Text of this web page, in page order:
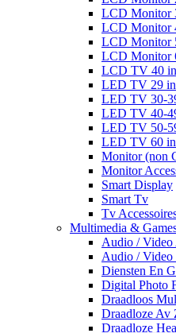
LCD Monitor
LCD Monitor
LCD Monitor
LCD Monitor
LCD TV 40
LED TV 29
LED TV 30-
LED TV 40-
LED TV 50-
LED TV 60
Monitor (non
Monitor
Smart Display
Smart Tv
Tv
Multimedia &
Audio / Video
Audio / Video
Diensten En
Digital Photo
Draadloos
Draadloze Av
Draadloze